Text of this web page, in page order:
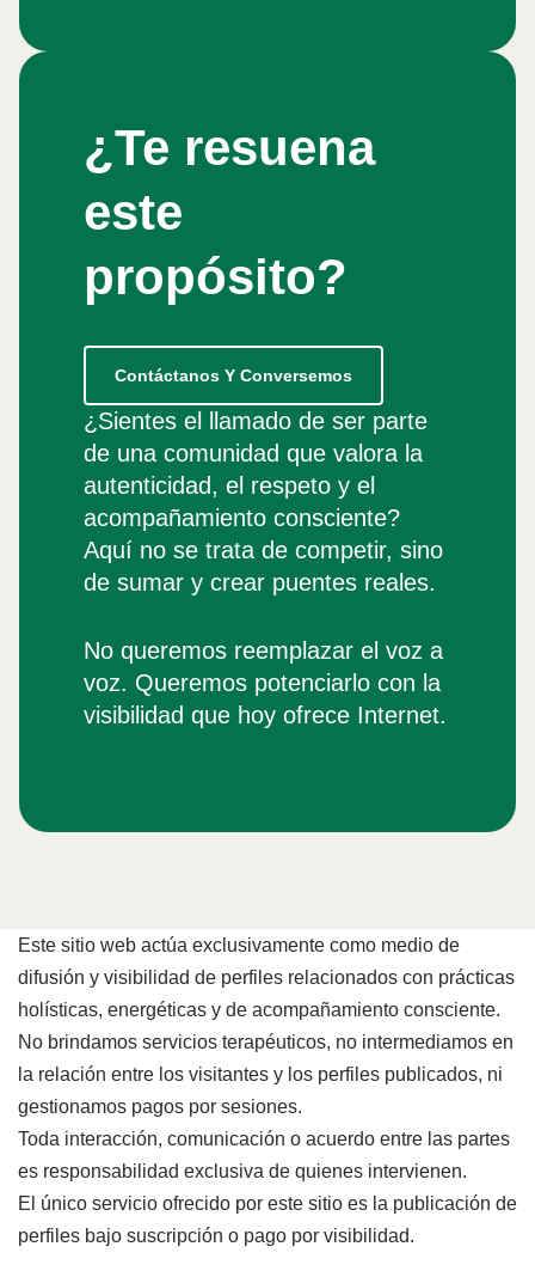
¿Te resuena
este
propósito?
Contáctanos Y Conversemos
¿Sientes el llamado de ser parte
de una comunidad que valora la
autenticidad, el respeto y el
acompañamiento consciente?
Aquí no se trata de competir, sino
de sumar y crear puentes reales.
No queremos reemplazar el voz a
voz. Queremos potenciarlo con la
visibilidad que hoy ofrece Internet.
Este sitio web actúa exclusivamente como medio de
difusión y visibilidad de perfiles relacionados con prácticas
holísticas, energéticas y de acompañamiento consciente.
No brindamos servicios terapéuticos, no intermediamos en
la relación entre los visitantes y los perfiles publicados, ni
gestionamos pagos por sesiones.
Toda interacción, comunicación o acuerdo entre las partes
es responsabilidad exclusiva de quienes intervienen.
El único servicio ofrecido por este sitio es la publicación de
perfiles bajo suscripción o pago por visibilidad.